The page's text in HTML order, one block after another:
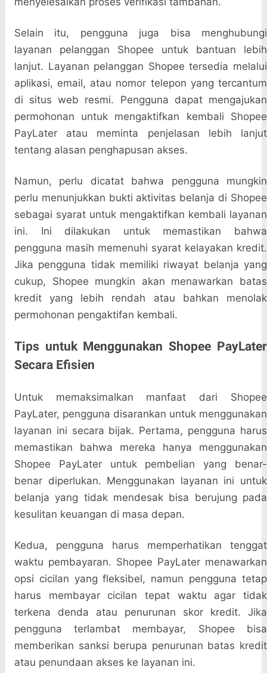
Selain itu, pengguna juga bisa menghubungi
layanan pelanggan Shopee untuk bantuan lebih
lanjut. Layanan pelanggan Shopee tersedia melalui
aplikasi, email, atau nomor telepon yang tercantum
di situs web resmi. Pengguna dapat mengajukan
permohonan untuk mengaktifkan kembali Shopee
PayLater atau meminta penjelasan lebih lanjut
tentang alasan penghapusan akses.
Namun, perlu dicatat bahwa pengguna mungkin
perlu menunjukkan bukti aktivitas belanja di Shopee
sebagai syarat untuk mengaktifkan kembali layanan
ini. Ini dilakukan untuk memastikan bahwa
pengguna masih memenuhi syarat kelayakan kredit.
Jika pengguna tidak memiliki riwayat belanja yang
cukup, Shopee mungkin akan menawarkan batas
kredit yang lebih rendah atau bahkan menolak
permohonan pengaktifan kembali.
Tips untuk Menggunakan Shopee PayLater
Secara Efisien
Untuk memaksimalkan manfaat dari Shopee
PayLater, pengguna disarankan untuk menggunakan
layanan ini secara bijak. Pertama, pengguna harus
memastikan bahwa mereka hanya menggunakan
Shopee PayLater untuk pembelian yang benar-
benar diperlukan. Menggunakan layanan ini untuk
belanja yang tidak mendesak bisa berujung pada
kesulitan keuangan di masa depan.
Kedua, pengguna harus memperhatikan tenggat
waktu pembayaran. Shopee PayLater menawarkan
opsi cicilan yang fleksibel, namun pengguna tetap
harus membayar cicilan tepat waktu agar tidak
terkena denda atau penurunan skor kredit. Jika
pengguna terlambat membayar, Shopee bisa
memberikan sanksi berupa penurunan batas kredit
atau penundaan akses ke layanan ini.